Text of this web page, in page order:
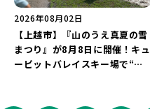
2026年08月02日
【上越市】『山のうえ真夏の雪
まつり』が8月8日に開催！キュ
ーピットバレイスキー場で“真